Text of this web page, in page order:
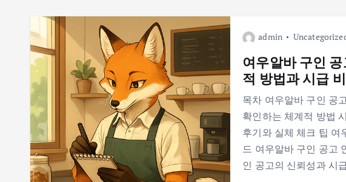
admin
여우알바 구인
적 방법과 시급
목차 여우알바 구인 공
확인하는 체계적 방법
후기와 실체 체크 팁 여
드 여우알바 구인 공고
인 공고의 신뢰성과 시